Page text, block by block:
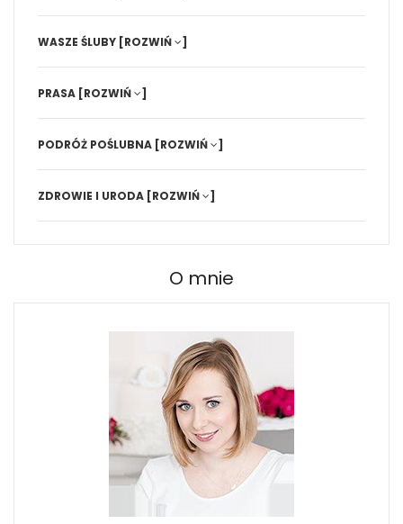
WASZE ŚLUBY [ROZWIŃ ]
PRASA [ROZWIŃ ]
PODRÓŻ POŚLUBNA [ROZWIŃ ]
ZDROWIE I URODA [ROZWIŃ ]
O mnie